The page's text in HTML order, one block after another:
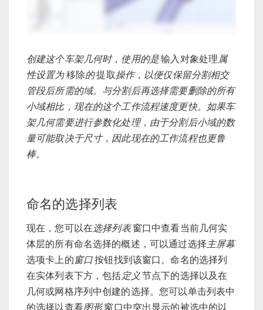
创建这个车架几何时，使用的是输入对象处理 属
性设置为移除的提取操作，以便仅保留分割相交
管段后所需的域。与分割后再选择需要删除的所有
小域相比，现在的这个工作流程速度更快。如果车
架几何需要进行参数化处理，由于分割后小域的数
量可能取决于尺寸，因此现在的工作流程也更鲁
棒。
命名的选择列表
现在，您可以在选择列表窗口中查看当前几何实
体层的所有命名选择的概述，可以通过选择 主屏幕
选项卡上的 窗口按钮找到该窗口。命名的选择列
在实体列表下方，包括 定义节点下的选择以及在
几何或网格序列中创建的选择。您可以单击列表中
的选择以查看图形窗口中突出显示的被选中的以